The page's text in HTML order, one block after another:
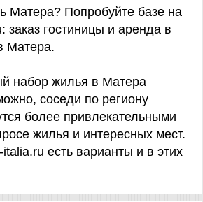
Матера? Попробуйте базe на
заказ гостиницы и аренда в
Матера.
набор жилья в Матера
соседи по региону
более привлекательными
жилья и интересных мест.
есть варианты и в этих